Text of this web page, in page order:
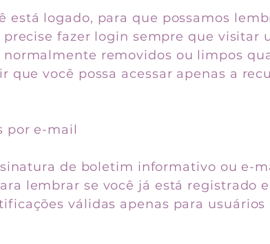
está logado, para que possamos
precise fazer login sempre que visitar
normalmente removidos ou limpos
você possa acessar apenas a
por e-mail
de boletim informativo ou e-
lembrar se você já está registrado e
válidas apenas para usuários